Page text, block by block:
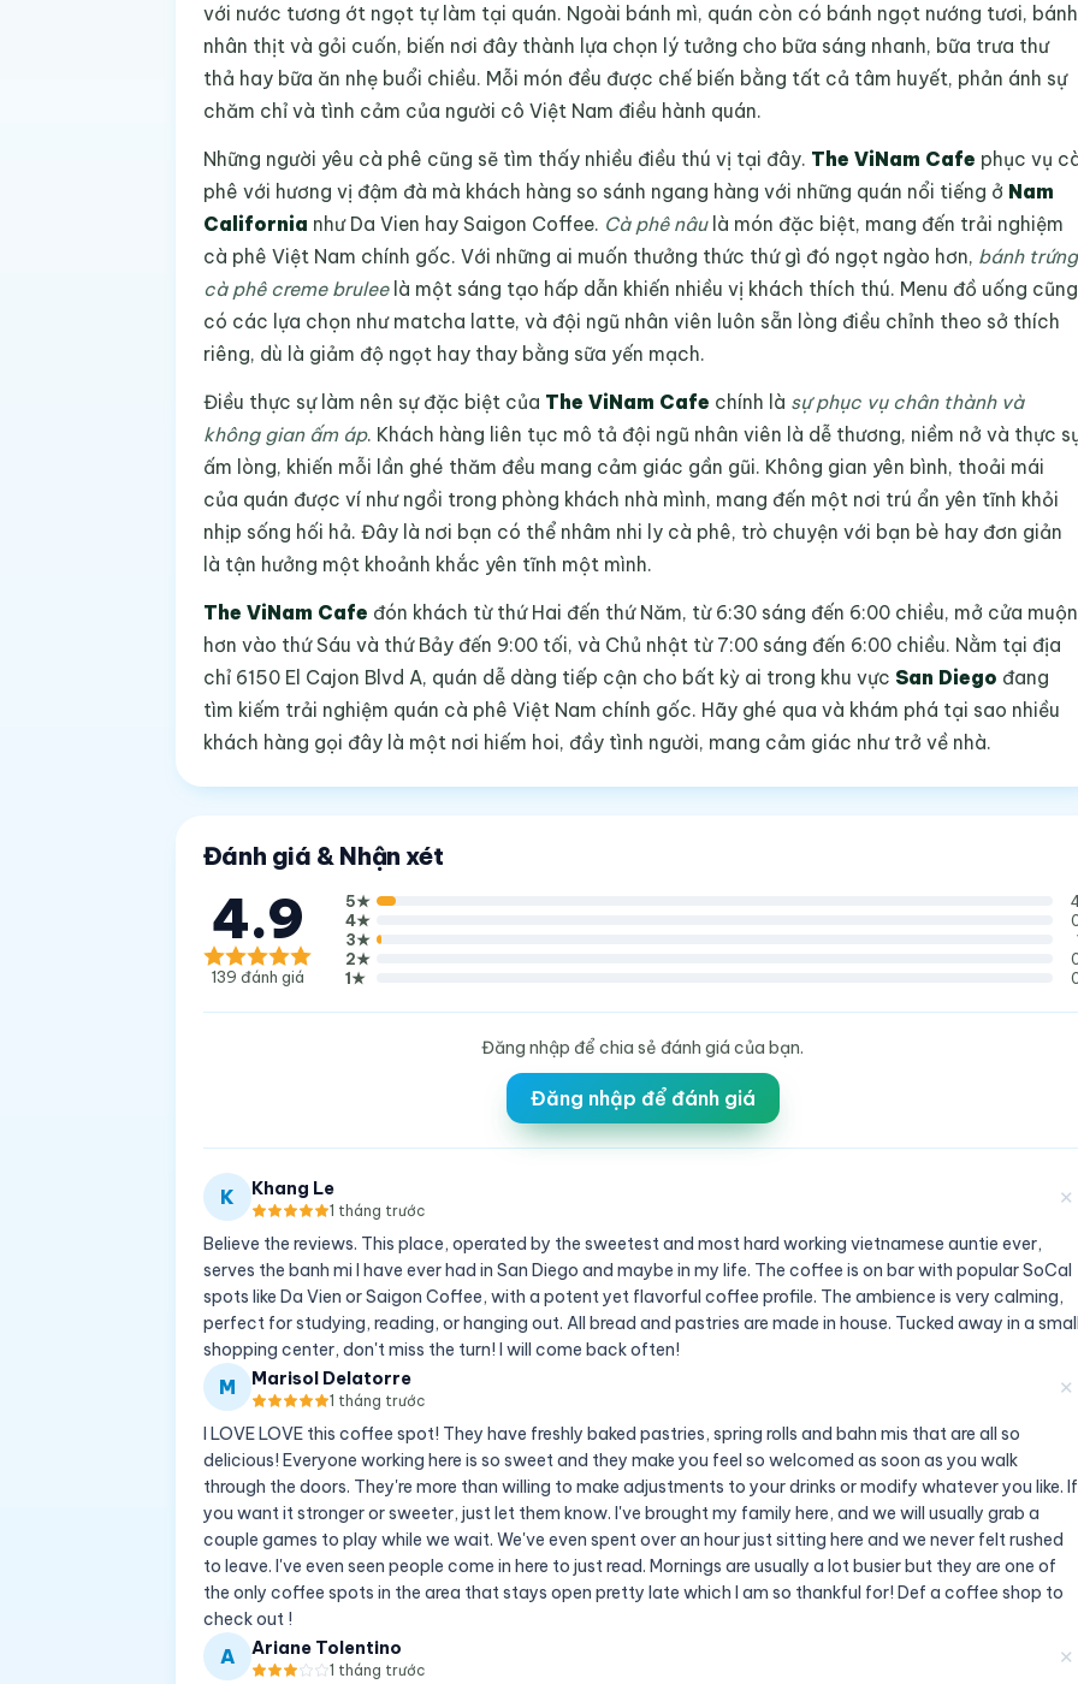
với nước tương ớt ngọt tự làm tại quán. Ngoài bánh mì, quán còn có bánh ngọt nướng tươi, bánh
nhân thịt và gỏi cuốn, biến nơi đây thành lựa chọn lý tưởng cho bữa sáng nhanh, bữa trưa thư
thả hay bữa ăn nhẹ buổi chiều. Mỗi món đều được chế biến bằng tất cả tâm huyết, phản ánh sự
chăm chỉ và tình cảm của người cô Việt Nam điều hành quán.
Những người yêu cà phê cũng sẽ tìm thấy nhiều điều thú vị tại đây. The ViNam Cafe phục vụ
phê với hương vị đậm đà mà khách hàng so sánh ngang hàng với những quán nổi tiếng ở Nam
California như Da Vien hay Saigon Coffee. Cà phê nâulà món đặc biệt, mang đến trải nghiệm
cà phê Việt Nam chính gốc. Với những ai muốn thưởng thức thứ gì đó ngọt ngào hơn, bánh trứng
cà phê creme bruleelà một sáng tạo hấp dẫn khiến nhiều vị khách thích thú. Menu đồ uống cũng
có các lựa chọn như matcha latte, và đội ngũ nhân viên luôn sẵn lòng điều chỉnh theo sở thích
riêng, dù là giảm độ ngọt hay thay bằng sữa yến mạch.
Điều thực sự làm nên sự đặc biệt của The ViNam Cafe chính là sự phục vụ chân thành và
không gian ấm áp. Khách hàng liên tục mô tả đội ngũ nhân viên là dễ thương, niềm nở và thực
ấm lòng, khiến mỗi lần ghé thăm đều mang cảm giác gần gũi. Không gian yên bình, thoải mái
của quán được ví như ngồi trong phòng khách nhà mình, mang đến một nơi trú ẩn yên tĩnh khỏi
nhịp sống hối hả. Đây là nơi bạn có thể nhâm nhi ly cà phê, trò chuyện với bạn bè hay đơn giản
là tận hưởng một khoảnh khắc yên tĩnh một mình.
The ViNam Cafe đón khách từ thứ Hai đến thứ Năm, từ 6:30 sáng đến 6:00 chiều, mở cửa muộn
hơn vào thứ Sáu và thứ Bảy đến 9:00 tối, và Chủ nhật từ 7:00 sáng đến 6:00 chiều. Nằm tại địa
chỉ 6150 El Cajon Blvd A, quán dễ dàng tiếp cận cho bất kỳ ai trong khu vực San Diego đang
tìm kiếm trải nghiệm quán cà phê Việt Nam chính gốc. Hãy ghé qua và khám phá tại sao nhiều
khách hàng gọi đây là một nơi hiếm hoi, đầy tình người, mang cảm giác như trở về nhà.
Đánh giá & Nhận xét
4.9
139 đánh giá
5★
4★
3★
2★
1★
Đăng nhập để chia sẻ đánh giá của bạn.
Đăng nhập để đánh giá
K Khang Le
1 tháng trước
✕
Believe the reviews. This place, operated by the sweetest and most hard working vietnamese auntie ever,
serves the banh mi I have ever had in San Diego and maybe in my life. The coffee is on bar with popular SoCal
spots like Da Vien or Saigon Coffee, with a potent yet flavorful coffee profile. The ambience is very calming,
perfect for studying, reading, or hanging out. All bread and pastries are made in house. Tucked away in a
shopping center, don't miss the turn! I will come back often!
M Marisol Delatorre
1 tháng trước
✕
I LOVE LOVE this coffee spot! They have freshly baked pastries, spring rolls and bahn mis that are all so
delicious! Everyone working here is so sweet and they make you feel so welcomed as soon as you walk
through the doors. They're more than willing to make adjustments to your drinks or modify whatever you like. If
you want it stronger or sweeter, just let them know. I've brought my family here, and we will usually grab a
couple games to play while we wait. We've even spent over an hour just sitting here and we never felt rushed
to leave. I've even seen people come in here to just read. Mornings are usually a lot busier but they are one of
the only coffee spots in the area that stays open pretty late which I am so thankful for! Def a coffee shop to
check out !
A Ariane Tolentino
1 tháng trước
✕